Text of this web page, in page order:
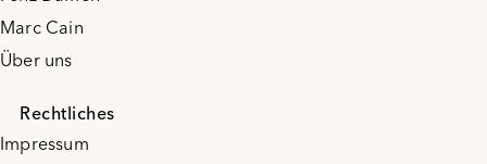
Marc Cain
Über uns
Rechtliches
Impressum